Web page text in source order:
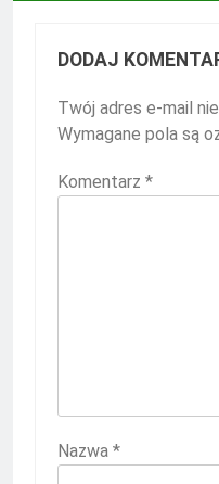
DODAJ
Twój adres e-mail
Wymagane pola są
Komentarz *
Nazwa *